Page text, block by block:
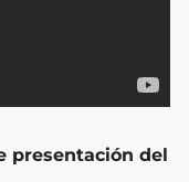
presentación del